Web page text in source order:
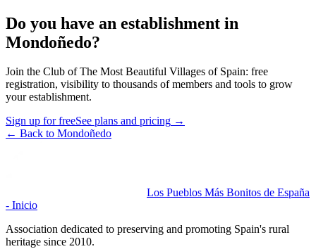
Do you have an establishment in
Mondoñedo?
Join the Club of The Most Beautiful Villages of Spain: free
registration, visibility to thousands of members and tools to grow
your establishment.
Sign up for freeSee plans and pricing →
← Back to Mondoñedo
Los Pueblos Más Bonitos de España
- Inicio
Association dedicated to preserving and promoting Spain's rural
heritage since 2010.